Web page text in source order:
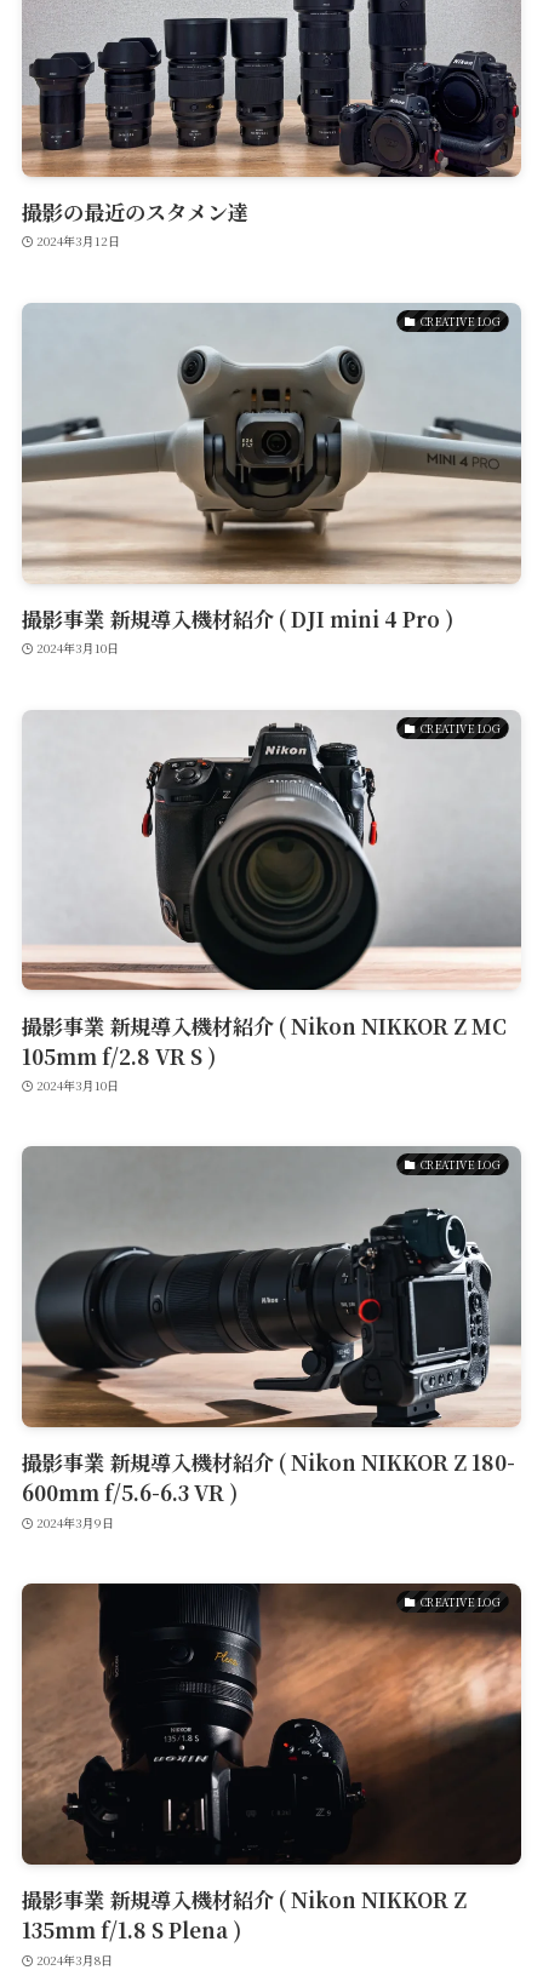
公式アプリ
Contact
撮影の最近のスタメン達
2024年3月12日
CREATIVE LOG
撮影事業 新規導入機材紹介 ( DJI mini 4 Pro )
2024年3月10日
CREATIVE LOG
撮影事業 新規導入機材紹介 ( Nikon NIKKOR Z MC
105mm f/2.8 VR S )
2024年3月10日
CREATIVE LOG
撮影事業 新規導入機材紹介 ( Nikon NIKKOR Z 180-
600mm f/5.6-6.3 VR )
2024年3月9日
CREATIVE LOG
撮影事業 新規導入機材紹介 ( Nikon NIKKOR Z
135mm f/1.8 S Plena )
2024年3月8日